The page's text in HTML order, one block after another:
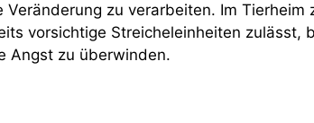
zu verarbeiten. Im Tierheim
vorsichtige Streicheleinheiten zulässt,
Angst zu überwinden.